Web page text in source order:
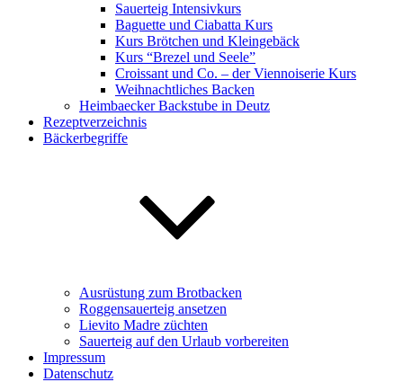
Sauerteig Intensivkurs
Baguette und Ciabatta Kurs
Kurs Brötchen und Kleingebäck
Kurs “Brezel und Seele”
Croissant und Co. – der Viennoiserie Kurs
Weihnachtliches Backen
Heimbaecker Backstube in Deutz
Rezeptverzeichnis
Bäckerbegriffe
Ausrüstung zum Brotbacken
Roggensauerteig ansetzen
Lievito Madre züchten
Sauerteig auf den Urlaub vorbereiten
Impressum
Datenschutz